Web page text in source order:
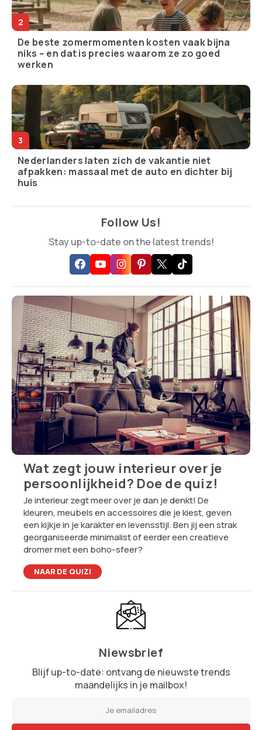
De beste zomermomenten kosten vaak bijna
niks – en dat is precies waarom ze zo goed
werken
Nederlanders laten zich de vakantie niet
afpakken: massaal met de auto en dichter bij
huis
Follow Us!
Stay up-to-date on the latest trends!
Wat zegt jouw interieur over je
persoonlijkheid? Doe de quiz!
Je interieur zegt meer over je dan je denkt! De
kleuren, meubels en accessoires die je kiest, geven
een kijkje in je karakter en levensstijl. Ben jij een strak
georganiseerde minimalist of eerder een creatieve
dromer met een boho-sfeer?
NAAR DE QUIZ!
Niewsbrief
Blijf up-to-date: ontvang de nieuwste trends
maandelijks in je mailbox!